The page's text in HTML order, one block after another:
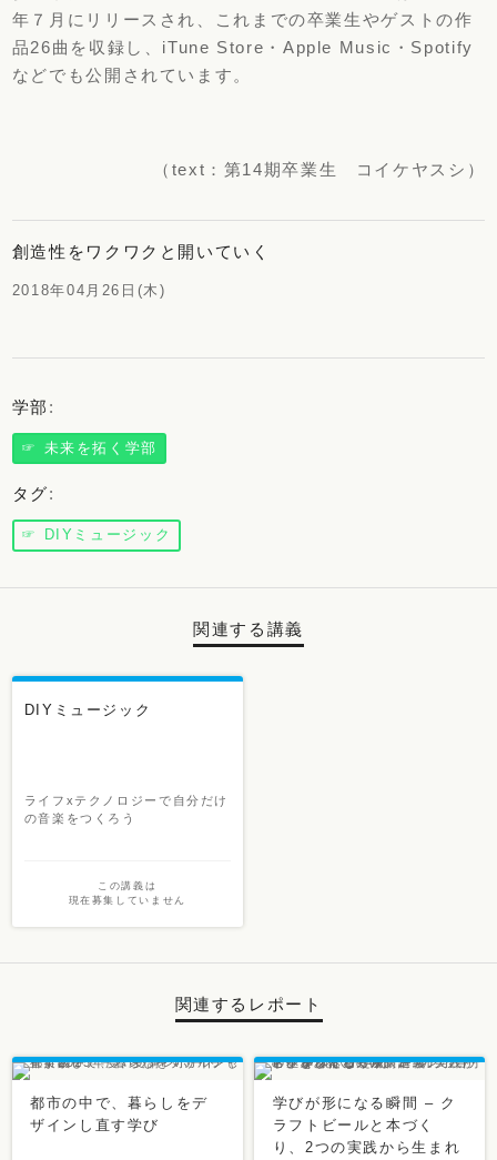
年７月にリリースされ、これまでの卒業生やゲストの作
品26曲を収録し、iTune Store・Apple Music・Spotify
などでも公開されています。
（text：第14期卒業生 コイケヤスシ）
創造性をワクワクと開いていく
2018年04月26日(木)
学部 :
☞ 未来を拓く学部
タグ:
☞ DIYミュージック
関連する講義
DIYミュージック
ライフxテクノロジーで自分だけ
の音楽をつくろう
この講義は
現在募集していません
関連するレポート
都市の中で、暮らしをデ
ザインし直す学び
学びが形になる瞬間 – ク
ラフトビールと本づく
り、2つの実践から生まれ